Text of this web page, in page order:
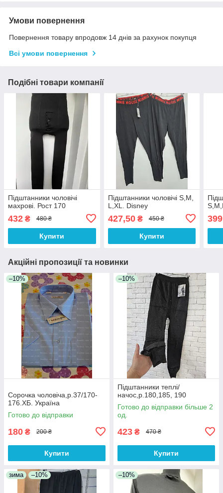
Умови повернення
Повернення товару впродовж 14 днів за рахунок покупця
Всі умови повернення
Подібні товари компанії
Підштанники чоловічі
махрові. Рост 170
432 ₴ 480 ₴
Купити
Підштанники чоловічі S,M,
L,XL. Disney
427,50₴ 450 ₴
Купити
399
Акційні пропозиції та новинки
–10%
Сорочка чоловіча,р.37/170-
176.ХБ. Україна
Готово до відправки
180 ₴ 200 ₴
Купити
–10%
Підштанники теплі/
начос,р.180,185, 190
Готово до відправки більше 2
од.
423 ₴ 470 ₴
Купити
зима –10% –10%